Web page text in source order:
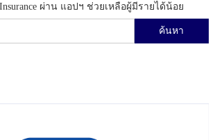
ผ่าน แอปฯ ช่วยเหลือผู้มีรายได้น้อย
ค้นหาสำหรับ: